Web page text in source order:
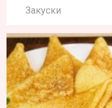
Закуски